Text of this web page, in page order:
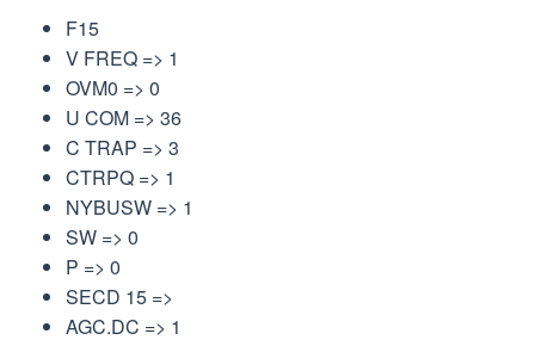
F15
V FREQ => 1
OVM0 => 0
U COM => 36
C TRAP => 3
CTRPQ => 1
NYBUSW => 1
SW => 0
P => 0
SECD 15 =>
AGC.DC => 1